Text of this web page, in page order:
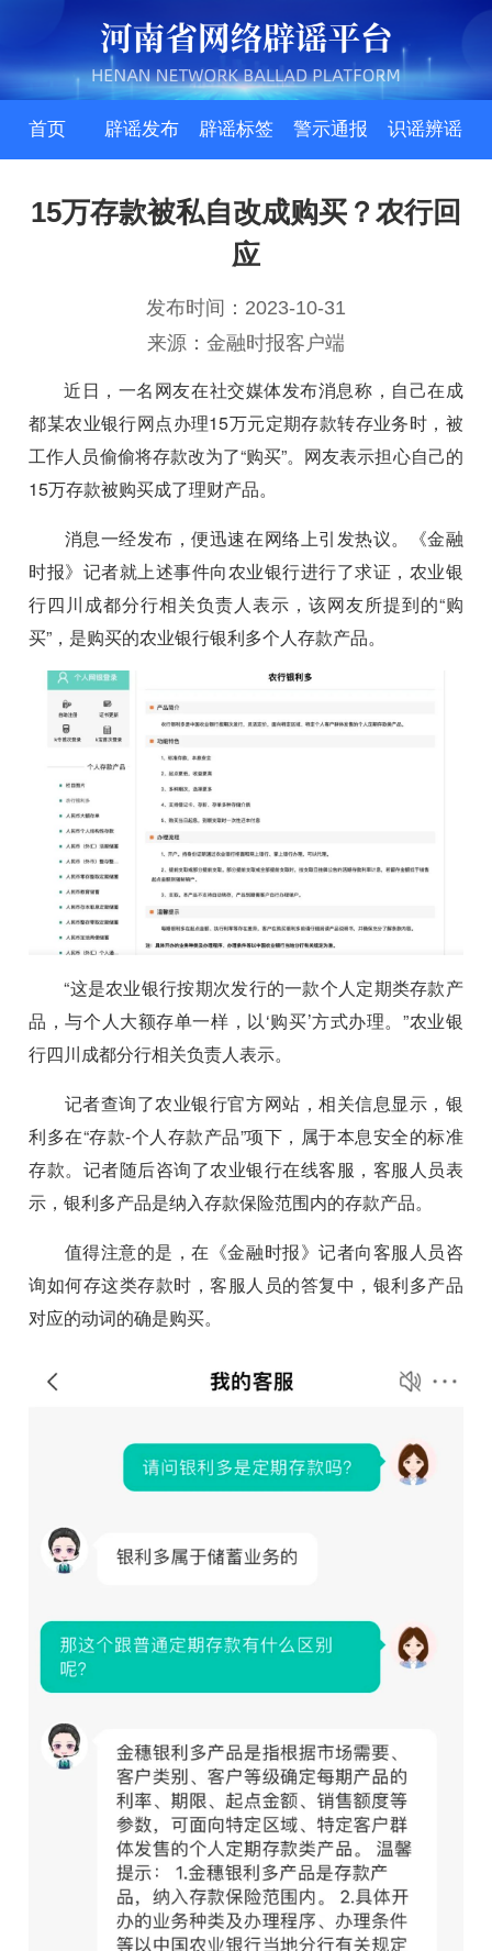
首页 辟谣发布 辟谣标签 警示通报 识谣辨谣
15万存款被私自改成购买？农行回
应
发布时间：2023-10-31
来源：金融时报客户端
近日，一名网友在社交媒体发布消息称，自己在成
都某农业银行网点办理15万元定期存款转存业务时，被
工作人员偷偷将存款改为了“购买”。网友表示担心自己的
15万存款被购买成了理财产品。
消息一经发布，便迅速在网络上引发热议。《金融
时报》记者就上述事件向农业银行进行了求证，农业银
行四川成都分行相关负责人表示，该网友所提到的“购
买”，是购买的农业银行银利多个人存款产品。
“这是农业银行按期次发行的一款个人定期类存款产
品，与个人大额存单一样，以‘购买’方式办理。”农业银
行四川成都分行相关负责人表示。
记者查询了农业银行官方网站，相关信息显示，银
利多在“存款-个人存款产品”项下，属于本息安全的标准
存款。记者随后咨询了农业银行在线客服，客服人员表
示，银利多产品是纳入存款保险范围内的存款产品。
值得注意的是，在《金融时报》记者向客服人员咨
询如何存这类存款时，客服人员的答复中，银利多产品
对应的动词的确是购买。